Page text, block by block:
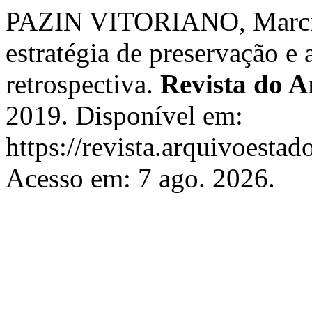
PAZIN VITORIANO,
estratégia de preservação e
retrospectiva. Revista do
2019. Disponível em:
https://
Acesso em: 7 ago. 2026.